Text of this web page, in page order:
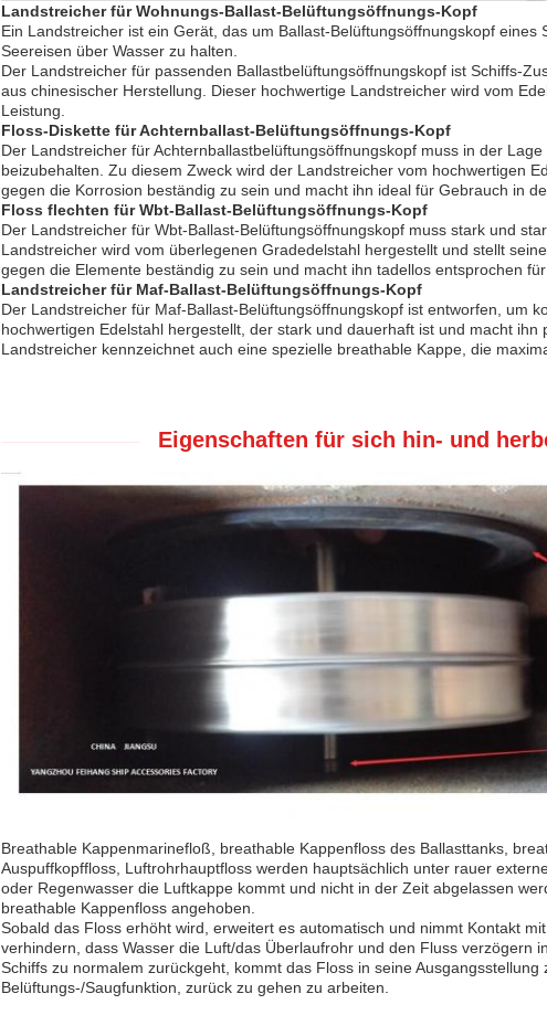
Landstreicher für Wohnungs-Ballast-Belüftungsöffnungs-Kopf
Ein Landstreicher ist ein Gerät, das um Ballast-Belüftungsöffnungskopf
Seereisen über Wasser zu halten.
Der Landstreicher für passenden Ballastbelüftungsöffnungskopf ist Schiffs-
aus chinesischer Herstellung. Dieser hochwertige Landstreicher wird vom
Leistung.
Floss-Diskette für Achternballast-Belüftungsöffnungs-Kopf
Der Landstreicher für Achternballastbelüftungsöffnungskopf muss in der
beizubehalten. Zu diesem Zweck wird der Landstreicher vom hochwertigen
gegen die Korrosion beständig zu sein und macht ihn ideal für Gebrauch in
Floss flechten für Wbt-Ballast-Belüftungsöffnungs-Kopf
Der Landstreicher für Wbt-Ballast-Belüftungsöffnungskopf muss stark und
Landstreicher wird vom überlegenen Gradedelstahl hergestellt und stellt
gegen die Elemente beständig zu sein und macht ihn tadellos entsprochen
Landstreicher für Maf-Ballast-Belüftungsöffnungs-Kopf
Der Landstreicher für Maf-Ballast-Belüftungsöffnungskopf ist entworfen, um
hochwertigen Edelstahl hergestellt, der stark und dauerhaft ist und macht
Landstreicher kennzeichnet auch eine spezielle breathable Kappe, die
Eigenschaften für sich hin- und
Breathable Kappenmarinefloß, breathable Kappenfloss des Ballasttanks,
Auspuffkopffloss, Luftrohrhauptfloss werden hauptsächlich unter rauer
oder Regenwasser die Luftkappe kommt und nicht in der Zeit abgelassen
breathable Kappenfloss angehoben.
Sobald das Floss erhöht wird, erweitert es automatisch und nimmt Kontakt
verhindern, dass Wasser die Luft/das Überlaufrohr und den Fluss verzögern
Schiffs zu normalem zurückgeht, kommt das Floss in seine
Belüftungs-/Saugfunktion, zurück zu gehen zu arbeiten.